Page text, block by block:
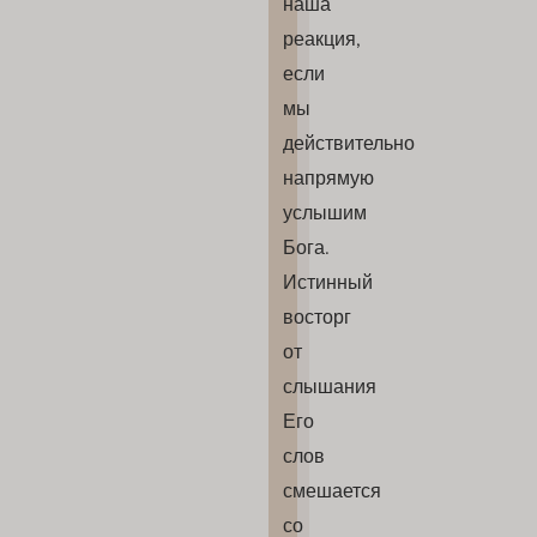
реакция,
если
мы
действительно
напрямую
услышим
Бога.
Истинный
восторг
от
слышания
Его
слов
смешается
со